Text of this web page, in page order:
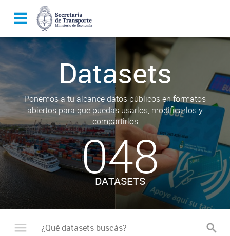
Datasets
Ponemos a tu alcance datos públicos en formatos
abiertos para que puedas usarlos, modificarlos y
compartirlos
048
DATASETS